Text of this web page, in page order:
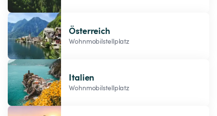
Österreich
Wohnmobilstellplatz
Italien
Wohnmobilstellplatz